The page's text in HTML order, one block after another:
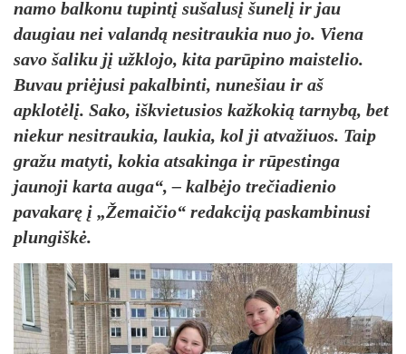
namo balkonu tupintį sušalusį šunelį ir jau
daugiau nei valandą nesitraukia nuo jo. Viena
savo šaliku jį užklojo, kita parūpino maistelio.
Buvau priėjusi pakalbinti, nunešiau ir aš
apklotėlį. Sako, iškvietusios kažkokią tarnybą, bet
niekur nesitraukia, laukia, kol ji atvažiuos. Taip
gražu matyti, kokia atsakinga ir rūpestinga
jaunoji karta auga“, – kalbėjo trečiadienio
pavakarę į „Žemaičio“ redakciją paskambinusi
plungiškė.